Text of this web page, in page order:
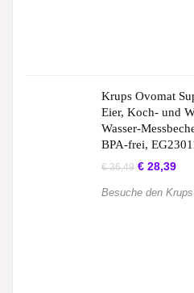
Krups Ovomat
Eier, Koch- und
Wasser-
BPA-frei,
€36,49 € 28,39
Besuche den